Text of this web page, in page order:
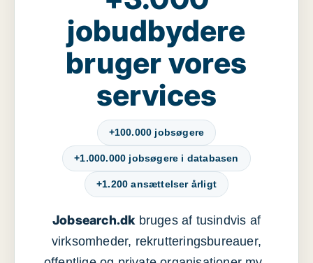
jobudbydere
bruger vores
services
+100.000 jobsøgere
+1.000.000 jobsøgere i databasen
+1.200 ansættelser årligt
Jobsearch.dkbruges af tusindvis af
virksomheder, rekrutteringsbureauer,